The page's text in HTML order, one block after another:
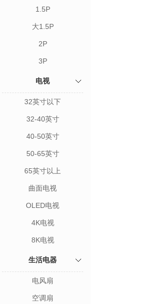
1.5P
大1.5P
2P
3P
电视
32英寸以下
32-40英寸
40-50英寸
50-65英寸
65英寸以上
曲面电视
OLED电视
4K电视
8K电视
生活电器
电风扇
空调扇